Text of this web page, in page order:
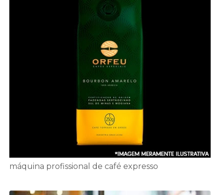
máquina profissional de café expresso